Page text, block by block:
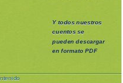
Y todos nuestros
cuentos se
puedendescargar
en formato PDF